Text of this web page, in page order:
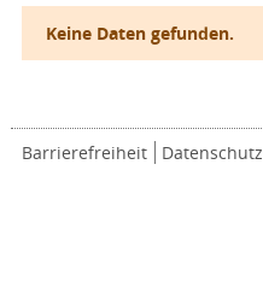
Keine Daten gefunden.
Barrierefreiheit Datenschutz